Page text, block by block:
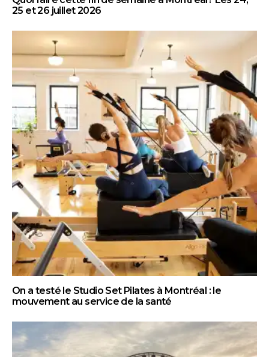
25 et 26 juillet 2026
On a testé le Studio Set Pilates à Montréal : le
mouvement au service de la santé